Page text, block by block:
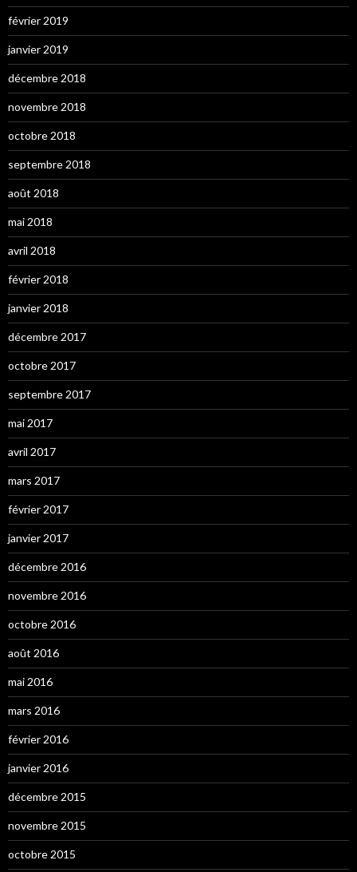
février 2019
janvier 2019
décembre 2018
novembre 2018
octobre 2018
septembre 2018
août 2018
mai 2018
avril 2018
février 2018
janvier 2018
décembre 2017
octobre 2017
septembre 2017
mai 2017
avril 2017
mars 2017
février 2017
janvier 2017
décembre 2016
novembre 2016
octobre 2016
août 2016
mai 2016
mars 2016
février 2016
janvier 2016
décembre 2015
novembre 2015
octobre 2015